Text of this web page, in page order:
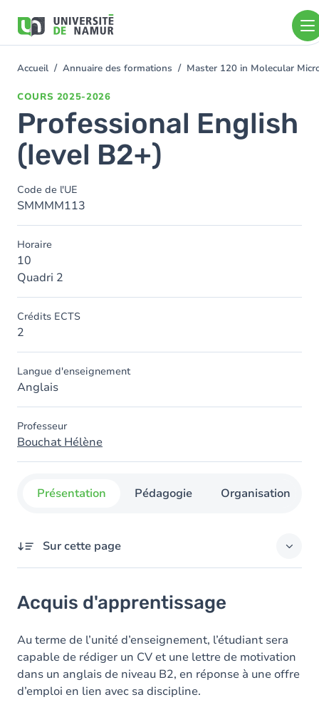
contenu
You
Accueil Annuaire des formations Master 120 in Molecular
COURS 2025-2026
Professional English
(level B2+)
Code de l'UE
SMMMM113
Horaire
10
Quadri 2
Crédits ECTS
2
Langue d'enseignement
Anglais
Professeur
Bouchat Hélène
Présentation Pédagogie Organisation
Sur cette page
Objectifs
Contenu
Acquis d'apprentissage
Au terme de l’unité d’enseignement, l’étudiant sera
capable de rédiger un CV et une lettre de motivation
dans un anglais de niveau B2, en réponse à une offre
d’emploi en lien avec sa discipline.